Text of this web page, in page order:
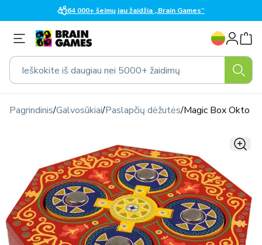
turinį
64 000+ šeimų jau žaidžia „Brain Games“
Ieškokite iš daugiau nei 5000+ žaidimų
K
a
b
a
Prisijungti
Pagrindinis/Galvosūkiai/Paslapčių dėžutės/Magic Box Okto